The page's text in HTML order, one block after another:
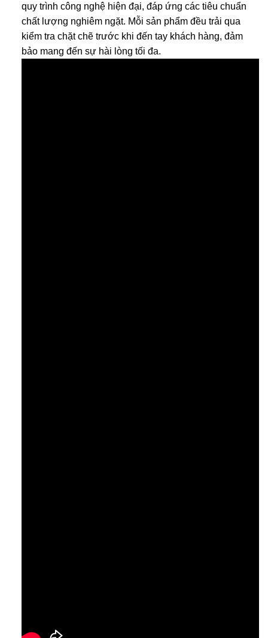
quy trình công nghệ hiện đại, đáp ứng các tiêu chuẩn
chất lượng nghiêm ngặt. Mỗi sản phẩm đều trải qua
kiểm tra chặt chẽ trước khi đến tay khách hàng, đảm
bảo mang đến sự hài lòng tối đa.